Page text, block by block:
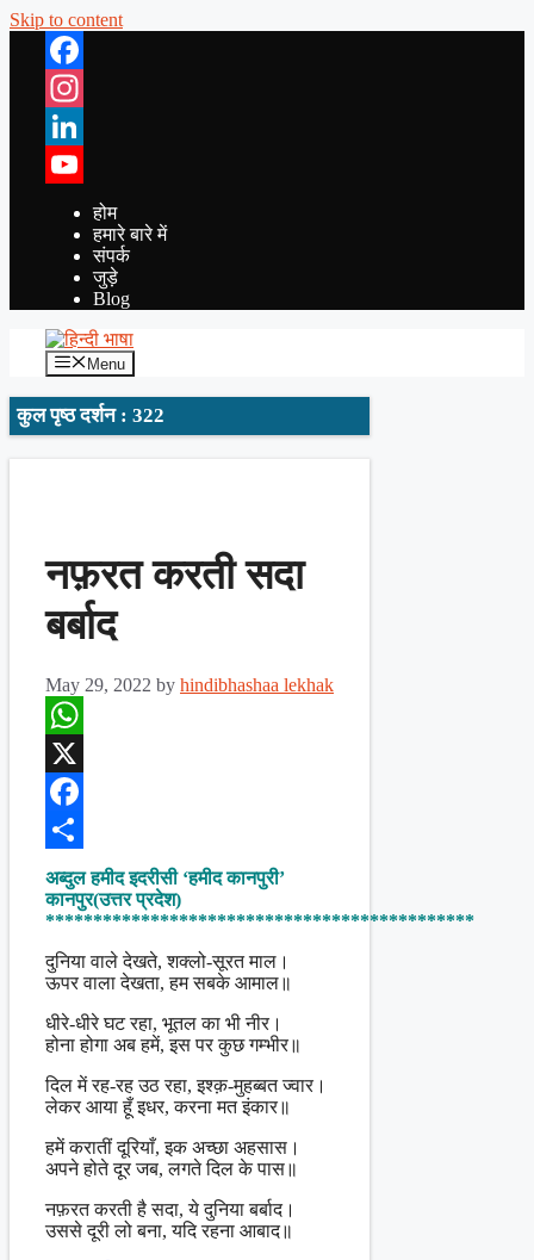
Skip to content
Facebook
Instagram
LinkedIn
YouTube
होम
हमारे बारे में
संपर्क
जुड़े
Blog
Menu
कुल पृष्ठ दर्शन : 322
नफ़रत करती सदा
बर्बाद
May 29, 2022 by hindibhashaa lekhak
WhatsApp
X
Facebook
Share
अब्दुल हमीद इदरीसी ‘हमीद कानपुरी’
कानपुर(उत्तर प्रदेश)
*********************************************
दुनिया वाले देखते, शक्लो-सूरत माल।
ऊपर वाला देखता, हम सबके आमाल॥
धीरे-धीरे घट रहा, भूतल का भी नीर।
होना होगा अब हमें, इस पर कुछ गम्भीर॥
दिल में रह-रह उठ रहा, इश्क़-मुहब्बत ज्वार।
लेकर आया हूँ इधर, करना मत इंकार॥
हमें करातीं दूरियाँ, इक अच्छा अहसास।
अपने होते दूर जब, लगते दिल के पास॥
नफ़रत करती है सदा, ये दुनिया बर्बाद।
उससे दूरी लो बना, यदि रहना आबाद॥